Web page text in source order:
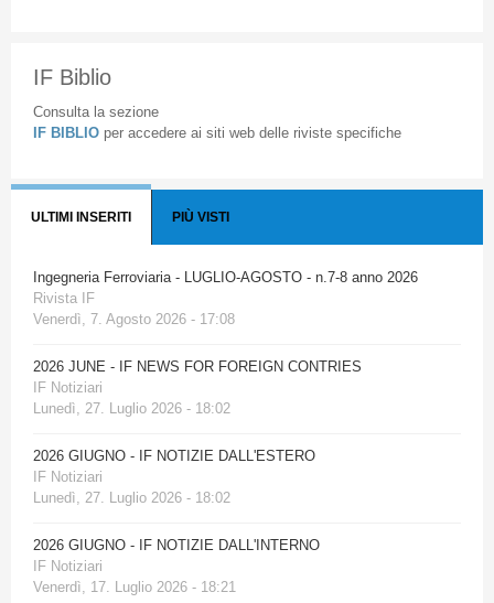
IF Biblio
Consulta la sezione
IF BIBLIO per accedere ai siti web delle riviste specifiche
ULTIMI INSERITI PIÙ VISTI
Ingegneria Ferroviaria - LUGLIO-AGOSTO - n.7-8 anno 2026
Rivista IF
Venerdì, 7. Agosto 2026 - 17:08
2026 JUNE - IF NEWS FOR FOREIGN CONTRIES
IF Notiziari
Lunedì, 27. Luglio 2026 - 18:02
2026 GIUGNO - IF NOTIZIE DALL'ESTERO
IF Notiziari
Lunedì, 27. Luglio 2026 - 18:02
2026 GIUGNO - IF NOTIZIE DALL'INTERNO
IF Notiziari
Venerdì, 17. Luglio 2026 - 18:21